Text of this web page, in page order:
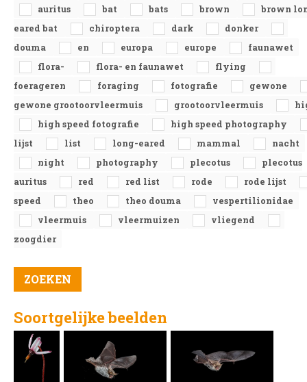
auritus bat bats brown
brown
eared bat
chiroptera dark
donker
douma
en europa europe
faunawet
flora-
flora- en faunawet
flying
foerageren
foraging fotografie
gewone
gewone grootoorvleermuis
grootoorvleermuis
high speed fotografie
high speed photography
lijst
list long-eared mammal
nacht
night
photography plecotus
plecotus
auritus
red red list rode
rode lijst
speed
theo theo douma
vespertilionidae
vleermuis
vleermuizen
vliegend
zoogdier
Soortgelijke beelden